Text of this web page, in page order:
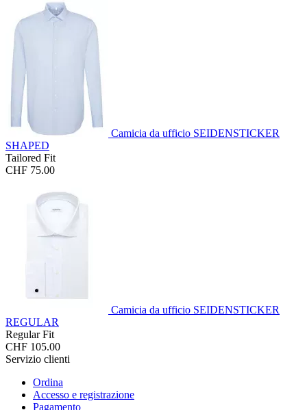
Camicia da ufficio SEIDENSTICKER
SHAPED
Tailored Fit
CHF 75.00
Camicia da ufficio SEIDENSTICKER
REGULAR
Regular Fit
CHF 105.00
Servizio clienti
Ordina
Accesso e registrazione
Pagamento